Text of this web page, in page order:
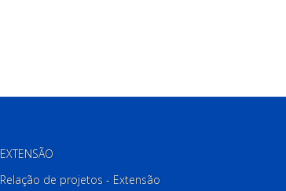
EXTENSÃO
Relação de projetos - Extensão